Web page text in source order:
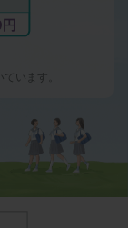
います。